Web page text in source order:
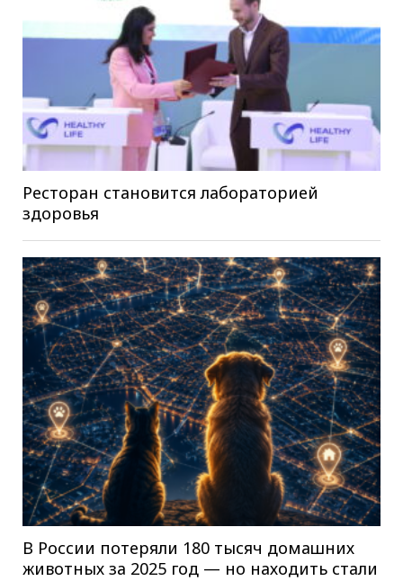
Ресторан становится лабораторией
здоровья
В России потеряли 180 тысяч домашних
животных за 2025 год — но находить стали